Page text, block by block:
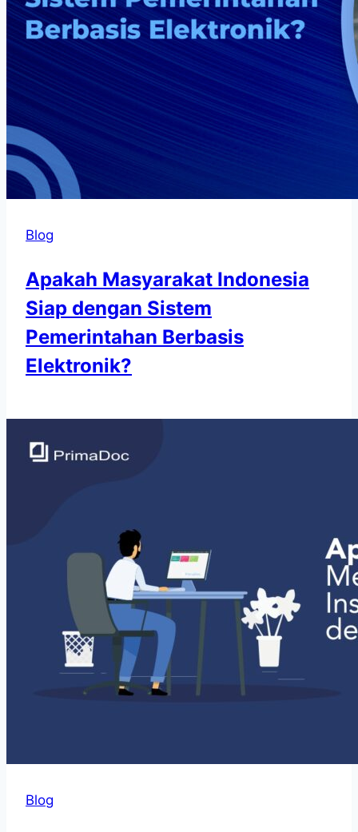
Blog
Apakah Masyarakat Indonesia
Siap dengan Sistem
Pemerintahan Berbasis
Elektronik?
Blog